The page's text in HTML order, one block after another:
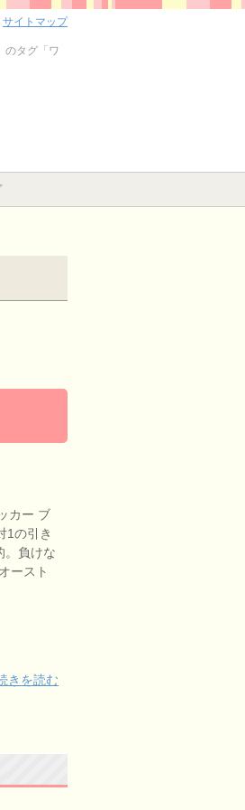
のタグ「ワ
カー ブ
1の引き
。負けな
ースト
きを読む
サイトマップ